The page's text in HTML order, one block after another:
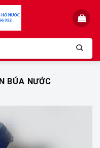
BÚA NƯỚC